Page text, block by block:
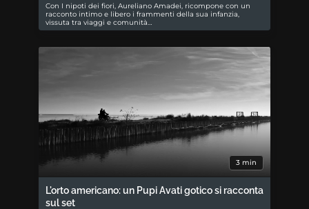
Con I nipoti dei fiori, Aureliano Amadei, ricompone con un
racconto intimo e libero i frammenti della sua infanzia,
vissuta tra viaggi e comunità…
3 min
L'orto americano: un Pupi Avati gotico si racconta
sul set